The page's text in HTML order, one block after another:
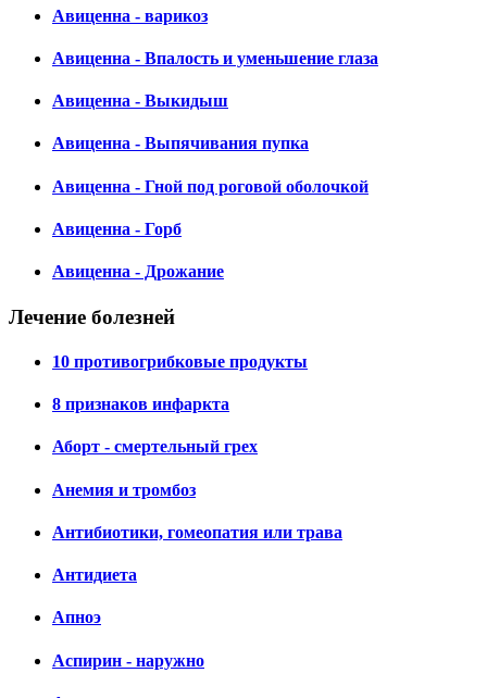
Авиценна - варикоз
Авиценна - Впалость и уменьшение глаза
Авиценна - Выкидыш
Авиценна - Выпячивания пупка
Авиценна - Гной под роговой оболочкой
Авиценна - Горб
Авиценна - Дрожание
Лечение болезней
10 противогрибковые продукты
8 признаков инфаркта
Аборт - смертельный грех
Анемия и тромбоз
Антибиотики, гомеопатия или трава
Антидиета
Апноэ
Аспирин - наружно